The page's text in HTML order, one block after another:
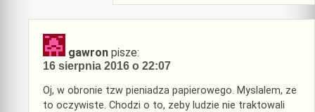
gawron pisze:
16 sierpnia 2016 o 22:07
Oj, w obronie tzw pieniadza papierowego. Myslalem, ze
to oczywiste. Chodzi o to, zeby ludzie nie traktowali